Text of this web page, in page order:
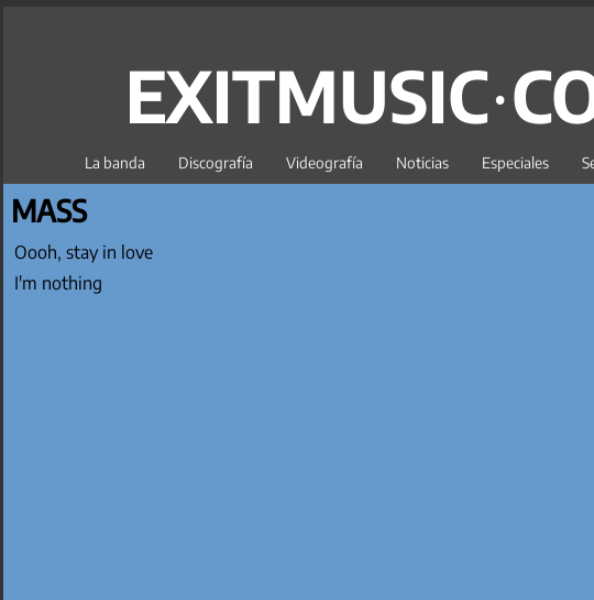
La banda Discografía Videografía Noticias Especiales
MASS
Oooh, stay in love
I'm nothing